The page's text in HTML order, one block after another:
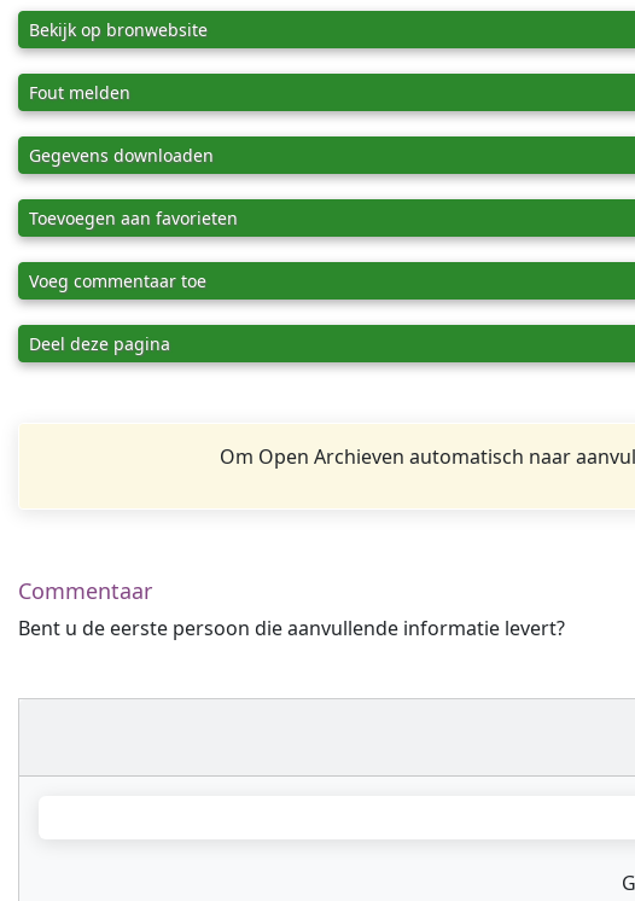
Bekijk op bronwebsite
Fout melden
Gegevens downloaden
Toevoegen aan favorieten
Voeg commentaar toe
Deel deze pagina
Om Open Archieven automatisch naar
Commentaar
Bent u de eerste persoon die aanvullende informatie levert?